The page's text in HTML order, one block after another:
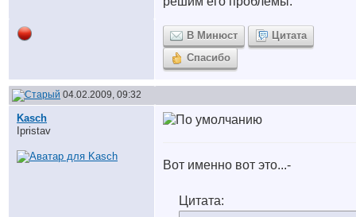
В Минюст
Цитата
Спасибо
04.02.2009, 09:32
Kasch
Ipristav
Вот именно вот это...-
Цитата: